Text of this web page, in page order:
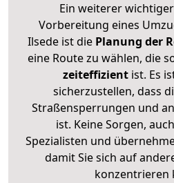
Ein weiterer
Vorbereitung eines
Ilsede ist diePlanung der
eine Route zu wählen, die
zeiteffizientist. Es
sicherzustellen, dass
Straßensperrungen und
ist. Keine Sorgen,
Spezialisten und
damit Sie sich auf
konzentrieren